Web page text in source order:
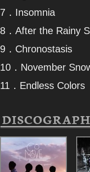
7．Insomnia
8．After the Rainy
9．Chronostasis
10．November
11．Endless Colors